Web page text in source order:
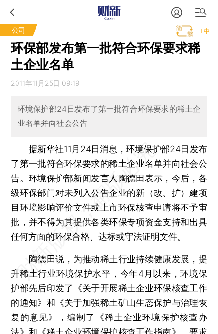
公司 T中
环保部发布第一批符合环保要求稀
土企业名单
2011年11月25日 09:19
环境保护部24日发布了第一批符合环保要求的稀土企
业名单并向社会公告
据新华社11月24日消息，环境保护部24日发布
了第一批符合环保要求的稀土企业名单并向社会公
告。环境保护部新闻发言人陶德田表示，今后，各
级环保部门对未列入公告企业的新（改、扩）建项
目环境影响评价文件或上市环保核查申请将不予审
批，并不得为其提供各类环保专项资金支持和出具
任何方面的环保合格、达标或守法证明文件。
陶德田说，为推动稀土行业持续健康发展，提
升稀土行业环境保护水平，今年4月以来，环境保
护部先后印发了《关于开展稀土企业环保核查工作
的通知》和《关于加强稀土矿山生态保护与治理恢
复的意见》，编制了《稀土企业环境保护核查办
法》和《稀土企业环境保护核查工作指南》，要求